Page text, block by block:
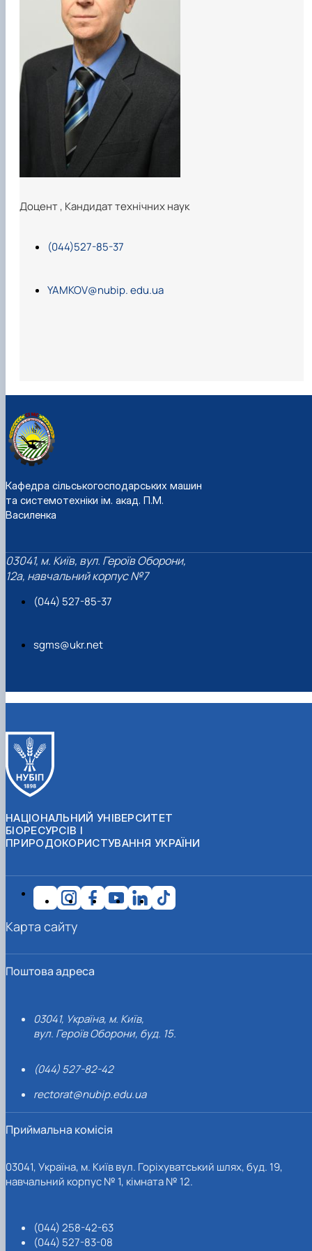
Карлаш Олександр Петрович
Гаркуша Наталія Миколаївна
Кіру Валентина Василівна
Ямков Олександр Володимирович
Білоконь Ольга Борисівна
Тихий Олександр Іванович
(044)527-85-37
YAMKOV@nubip. edu.ua
Доцент, Кандидат технічних наук
Кафедра сільськогосподарських машин
та системотехніки ім. акад. П.М.
Василенка
03041, м. Київ, вул. Героїв Оборони,
12а, навчальний корпус №7
(044) 527-85-37
sgms@ukr.net
НАЦІОНАЛЬНИЙ УНІВЕРСИТЕТ
БІОРЕСУРСІВ І
ПРИРОДОКОРИСТУВАННЯ УКРАЇНИ
Поштова адреса
03041, Україна, м. Київ,
вул. Героїв Оборони, буд. 15.
(044) 527-82-42
rectorat@nubip.edu.ua
Приймальна комісія
03041, Україна, м. Київ вул. Горіхуватський шлях, буд. 19,
навчальний корпус № 1, кімната № 12.
(044) 258-42-63
(044) 527-83-08
Карта сайту